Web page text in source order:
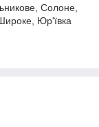
Солоне,
Юр'ївка